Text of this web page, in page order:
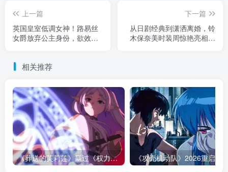
上一篇
英国皇室低调女神！路易丝
女爵放弃公主身份，欲效法
下一篇
从日剧经典到潇洒离婚，铃
木保奈美时装周惊艳亮相，
相关推荐
《葬送的芙莉莲》赢过《权力的游戏》的地方，不是魔法更多！而是从不糊弄代价！